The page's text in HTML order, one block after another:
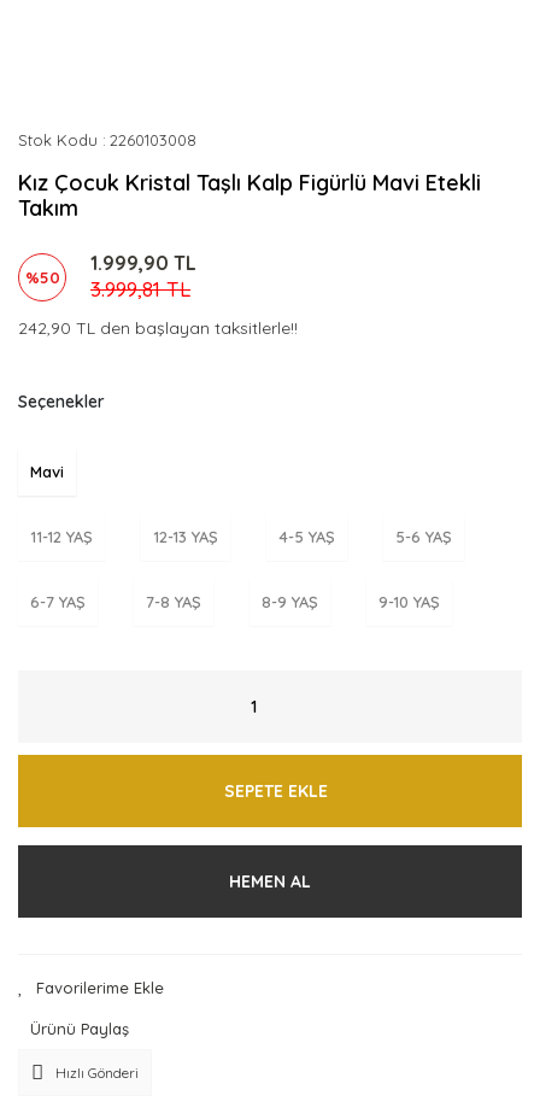
Stok Kodu 2260103008
Kız Çocuk Kristal Taşlı Kalp Figürlü Mavi Etekli
Takım
%50
1.999,90 TL
3.999,81 TL
242,90 TL den başlayan taksitlerle!!
Seçenekler
Mavi
11-12 YAŞ 12-13 YAŞ 4-5 YAŞ 5-6 YAŞ
6-7 YAŞ 7-8 YAŞ 8-9 YAŞ 9-10 YAŞ
SEPETE EKLE
HEMEN AL
Ürünü Paylaş
Hızlı Gönderi